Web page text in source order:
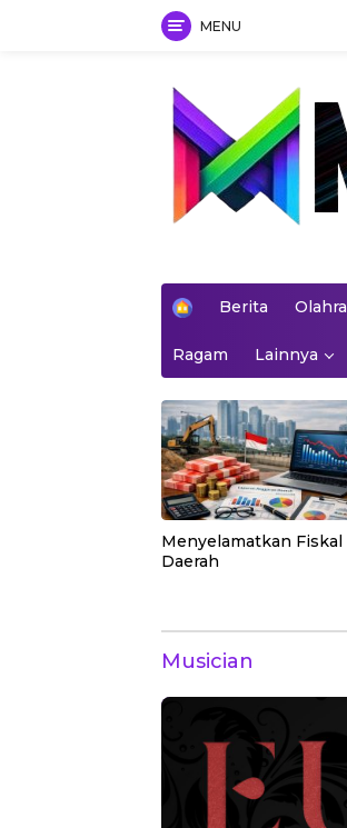
MENU
H
e
Berita
Ragam Lainnya
Menyelamatkan Fiskal
Daerah
Musician